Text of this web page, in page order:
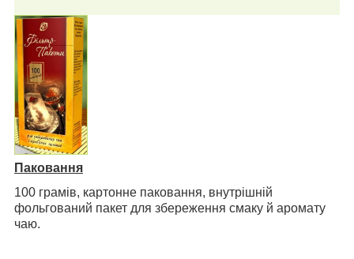
Паковання
100 грамів, картонне паковання, внутрішній
фольгований пакет для збереження смаку й аромату
чаю.